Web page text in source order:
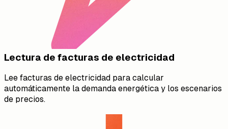
Lectura de facturas de electricidad
Lee facturas de electricidad para calcular
automáticamente la demanda energética y los escenarios
de precios.